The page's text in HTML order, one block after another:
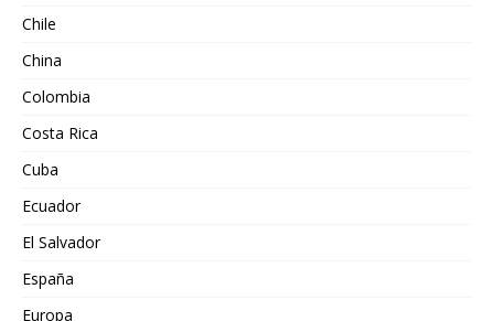
Chile
China
Colombia
Costa Rica
Cuba
Ecuador
El Salvador
España
Europa